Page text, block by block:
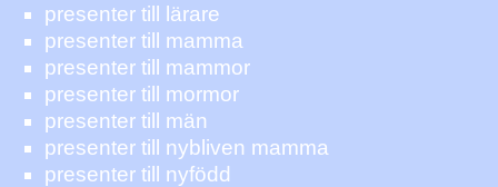
presenter till lärare
presenter till mamma
presenter till mammor
presenter till mormor
presenter till män
presenter till nybliven mamma
presenter till nyfödd